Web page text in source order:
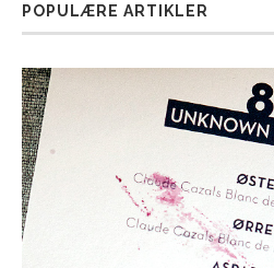
POPULÆRE ARTIKLER